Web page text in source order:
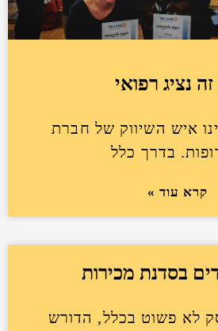
נציג רפואי
איש השיווק של חברת
בדרך כלל
קרא עוד »
בסדנת מכירות
לא פשוט בכלל, הדורש